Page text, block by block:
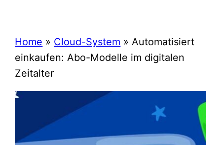
Home » Cloud-System »Automatisiert
einkaufen: Abo-Modelle im digitalen
Zeitalter